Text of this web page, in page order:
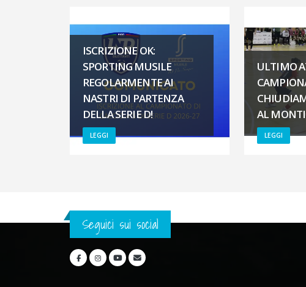
ISCRIZIONE OK:
SPORTING MUSILE
REGOLARMENTE AI
NASTRI DI PARTENZA
DELLA SERIE D!
LEGGI
ULTIMO
AL
LEGGI
Seguici sui social